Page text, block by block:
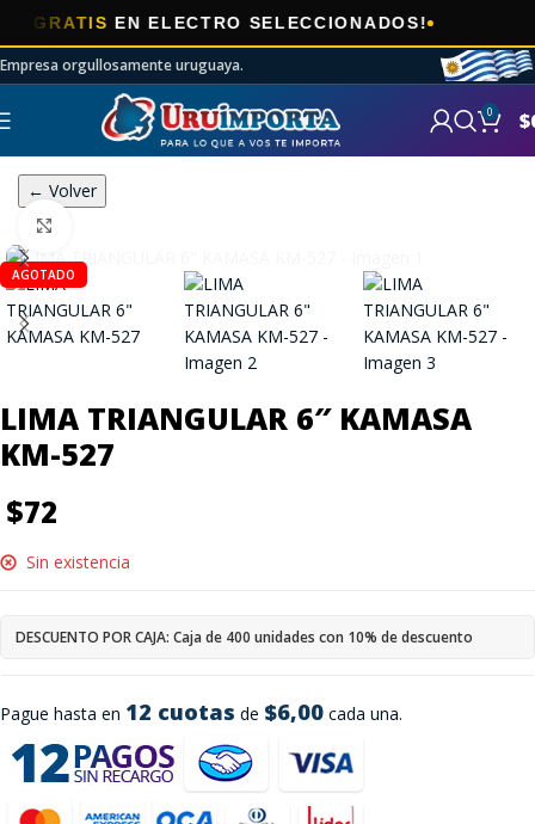
EN ELECTRO SELECCIONADOS!
Empresa orgullosamente uruguaya.
0 $
← Volver
AGOTADO
LIMA TRIANGULAR 6″ KAMASA
KM-527
$72
Pague hasta en 12 cuotas de $6,00 cada una.
Sin existencia
DESCUENTO POR CAJA: Caja de 400 unidades con 10% de descuento